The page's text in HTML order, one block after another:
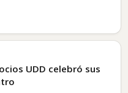
UDD celebró sus